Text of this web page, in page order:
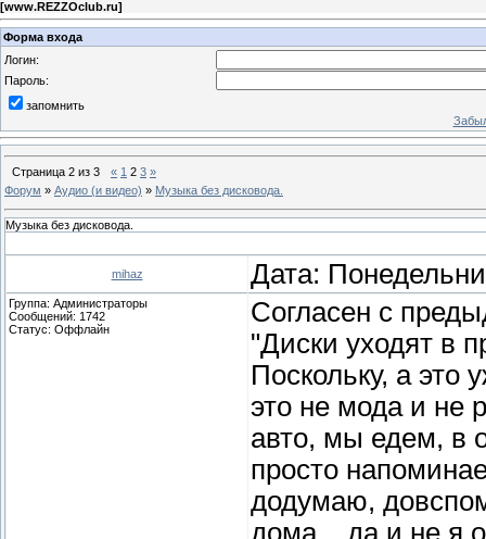
[www.REZZOclub.ru]
Форма входа
Логин:
Пароль:
запомнить
Страница 2 из 3 « 1 2 3 »
Форум » Аудио (и видео) » Музыка без дисковода.
Музыка без дисковода.
mihaz Дата:
Группа: Администраторы
Сообщений: 1742
Статус: Оффлайн
Согласен с
"Диски уходят в
Поскольку, а это
это не мода и не
авто, мы едем, в
просто
додумаю,
дома... да и не я